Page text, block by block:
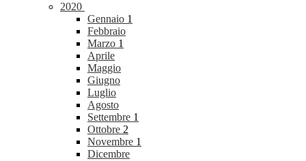
2020
Gennaio 1
Febbraio
Marzo 1
Aprile
Maggio
Giugno
Luglio
Agosto
Settembre 1
Ottobre 2
Novembre 1
Dicembre